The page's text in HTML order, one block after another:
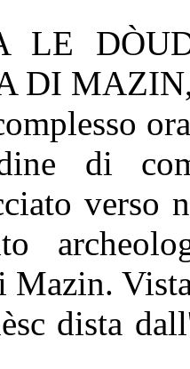
LE
DI
di
verso
Mazin.
dista